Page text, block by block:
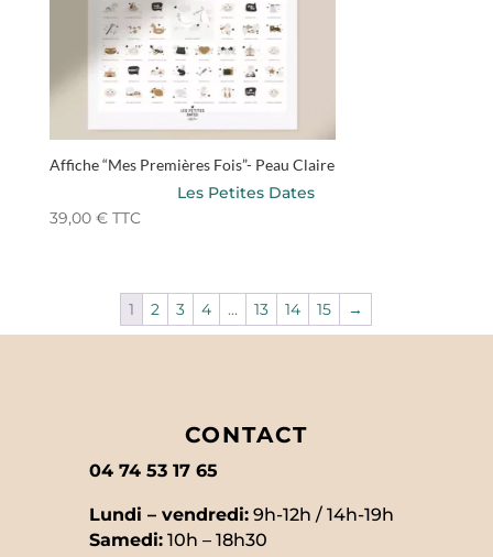
Affiche “Mes Premières Fois”- Peau Claire
Les Petites Dates
39,00 € TTC
1 2 3 4 … 13 14 15 →
CONTACT
04 74 53 17 65
Lundi – vendredi:9h-12h / 14h-19h
Samedi:10h – 18h30